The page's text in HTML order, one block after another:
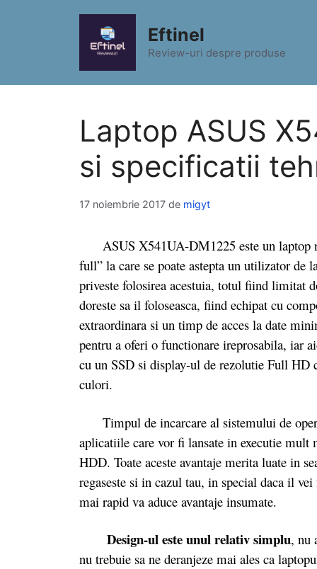
Eftinel
Review-uri despre produse
Laptop ASUS
si specificatii
17 noiembrie 2017 de migyt
ASUS X541UA-DM1225 este un laptop
full” la care se poate astepta un utilizator de
priveste folosirea acestuia, totul fiind limitat
doreste sa il foloseasca, fiind echipat cu
extraordinara si un timp de acces la date
pentru a oferi o functionare ireprosabila, iar
cu un SSD si display-ul de rezolutie Full HD
culori.
Timpul de incarcare al sistemului de
aplicatiile care vor fi lansate in executie
HDD. Toate aceste avantaje merita luate in
regaseste si in cazul tau, in special daca il
mai rapid va aduce avantaje insumate.
Design-ul este unul relativ simplu, nu
nu trebuie sa ne deranjeze mai ales ca